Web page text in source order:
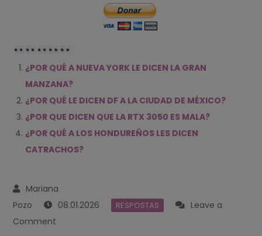
¿POR QUÉ A NUEVA YORK LE DICEN LA GRAN
MANZANA?
¿POR QUÉ LE DICEN DF A LA CIUDAD DE MÉXICO?
¿POR QUE DICEN QUE LA RTX 3050 ES MALA?
¿POR QUÉ A LOS HONDUREÑOS LES DICEN
CATRACHOS?
08.01.2026 RESPOSTAS
Leave a
Comment